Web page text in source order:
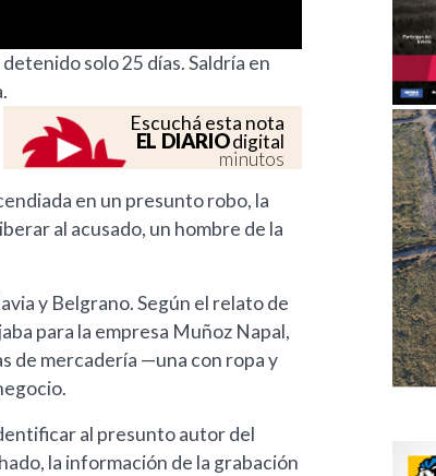
solo 25 días. Saldría en
Escuchá esta nota
EL DIARIOdigital
minutos
en un presunto robo, la
al acusado, un hombre de la
y Belgrano. Según el relato de
para la empresa Muñoz Napal,
de mercadería —una con ropa y
al presunto autor del
la información de la grabación